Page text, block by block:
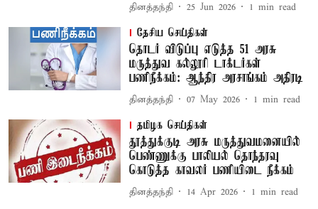
தினத்தந்தி 25 Jun 2026 1 min read
தேசிய செய்திகள்
தொடர் விடுப்பு எடுத்த 51 அரசு
மருத்துவ கல்லூரி டாக்டர்கள்
பணிநீக்கம்: ஆந்திர அரசாங்கம் அதிரடி
தினத்தந்தி 07 May 2026 1 min read
தமிழக செய்திகள்
தூத்துக்குடி அரசு மருத்துவமனையில்
பெண்ணுக்கு பாலியல் தொந்தரவு
கொடுத்த காவலர் பணியிடை நீக்கம்
தினத்தந்தி 14 Apr 2026 1 min read